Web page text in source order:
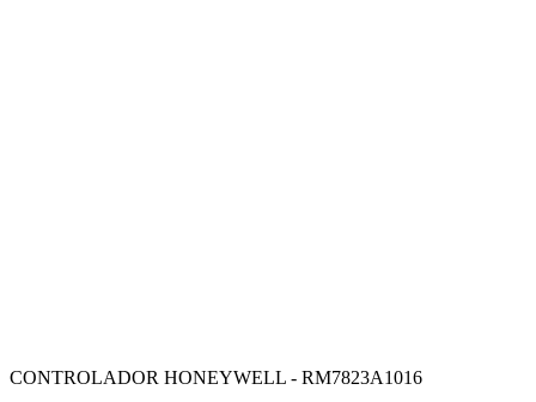
CONTROLADOR HONEYWELL - RM7823A1016